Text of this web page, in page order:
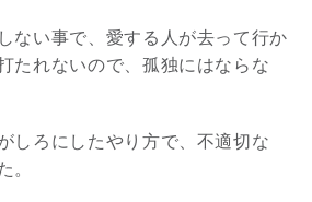
ない事で、愛する人が去って行か
たれないので、孤独にはならな
しろにしたやり方で、不適切な
。